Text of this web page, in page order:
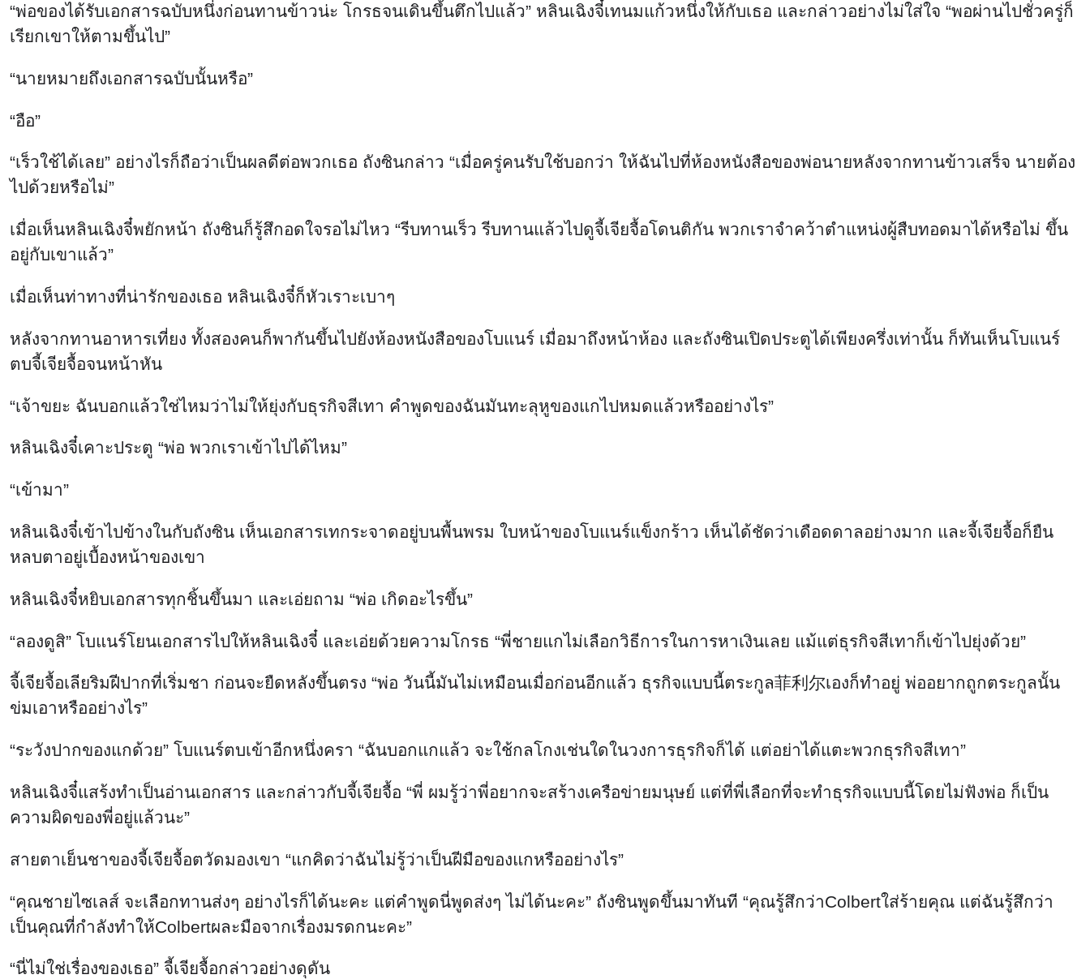
“พ่อของได้รับเอกสารฉบับหนึ่งก่อนทานข้าวน่ะ โกรธจนเดินขึ้นตึกไปแล้ว” หลินเฉิงจี๋เทนมแก้วหนึ่งให้กับเธอ และกล่าวอย่างไม่ใส่ใจ “พอผ่านไปชั่วครู่ก็
เรียกเขาให้ตามขึ้นไป”
“นายหมายถึงเอกสารฉบับนั้นหรือ”
“อือ”
“เร็วใช้ได้เลย” อย่างไรก็ถือว่าเป็นผลดีต่อพวกเธอ ถังซินกล่าว “เมื่อครู่คนรับใช้บอกว่า ให้ฉันไปที่ห้องหนังสือของพ่อนายหลังจากทานข้าวเสร็จ นายต้อง
ไปด้วยหรือไม่”
เมื่อเห็นหลินเฉิงจี๋พยักหน้า ถังซินก็รู้สึกอดใจรอไม่ไหว “รีบทานเร็ว รีบทานแล้วไปดูจี้เจียจื้อโดนติกัน พวกเราจำคว้าตำแหน่งผู้สืบทอดมาได้หรือไม่ ขึ้น
อยู่กับเขาแล้ว”
เมื่อเห็นท่าทางที่น่ารักของเธอ หลินเฉิงจี๋ก็หัวเราะเบาๆ
หลังจากทานอาหารเที่ยง ทั้งสองคนก็พากันขึ้นไปยังห้องหนังสือของโบแนร์ เมื่อมาถึงหน้าห้อง และถังซินเปิดประตูได้เพียงครึ่งเท่านั้น ก็ทันเห็นโบแนร์
ตบจี้เจียจื้อจนหน้าหัน
“เจ้าขยะ ฉันบอกแล้วใช่ไหมว่าไม่ให้ยุ่งกับธุรกิจสีเทา คำพูดของฉันมันทะลุหูของแกไปหมดแล้วหรืออย่างไร”
หลินเฉิงจี๋เคาะประตู “พ่อ พวกเราเข้าไปได้ไหม”
“เข้ามา”
หลินเฉิงจี๋เข้าไปข้างในกับถังซิน เห็นเอกสารเทกระจาดอยู่บนพื้นพรม ใบหน้าของโบแนร์แข็งกร้าว เห็นได้ชัดว่าเดือดดาลอย่างมาก และจี้เจียจื้อก็ยืน
หลบตาอยู่เบื้องหน้าของเขา
หลินเฉิงจี๋หยิบเอกสารทุกชิ้นขึ้นมา และเอ่ยถาม “พ่อ เกิดอะไรขึ้น”
“ลองดูสิ” โบแนร์โยนเอกสารไปให้หลินเฉิงจี๋ และเอ่ยด้วยความโกรธ “พี่ชายแกไม่เลือกวิธีการในการหาเงินเลย แม้แต่ธุรกิจสีเทาก็เข้าไปยุ่งด้วย”
จี้เจียจื้อเลียริมฝีปากที่เริ่มชา ก่อนจะยืดหลังขึ้นตรง “พ่อ วันนี้มันไม่เหมือนเมื่อก่อนอีกแล้ว ธุรกิจแบบนี้ตระกูล菲利尔เองก็ทำอยู่ พ่ออยากถูกตระกูลนั้น
ข่มเอาหรืออย่างไร”
“ระวังปากของแกด้วย” โบแนร์ตบเข้าอีกหนึ่งครา “ฉันบอกแกแล้ว จะใช้กลโกงเช่นใดในวงการธุรกิจก็ได้ แต่อย่าได้แตะพวกธุรกิจสีเทา”
หลินเฉิงจี๋แสร้งทำเป็นอ่านเอกสาร และกล่าวกับจี้เจียจื้อ “พี่ ผมรู้ว่าพี่อยากจะสร้างเครือข่ายมนุษย์ แต่ที่พี่เลือกที่จะทำธุรกิจแบบนี้โดยไม่ฟังพ่อ ก็เป็น
ความผิดของพี่อยู่แล้วนะ”
สายตาเย็นชาของจี้เจียจื้อตวัดมองเขา “แกคิดว่าฉันไม่รู้ว่าเป็นฝีมือของแกหรืออย่างไร”
“คุณชายไซเลส์ จะเลือกทานส่งๆ อย่างไรก็ได้นะคะ แต่คำพูดนี่พูดส่งๆ ไม่ได้นะคะ” ถังซินพูดขึ้นมาทันที “คุณรู้สึกว่าColbertใส่ร้ายคุณ แต่ฉันรู้สึกว่า
เป็นคุณที่กำลังทำให้Colbertผละมือจากเรื่องมรดกนะคะ”
“นี่ไม่ใช่เรื่องของเธอ” จี้เจียจื้อกล่าวอย่างดุดัน